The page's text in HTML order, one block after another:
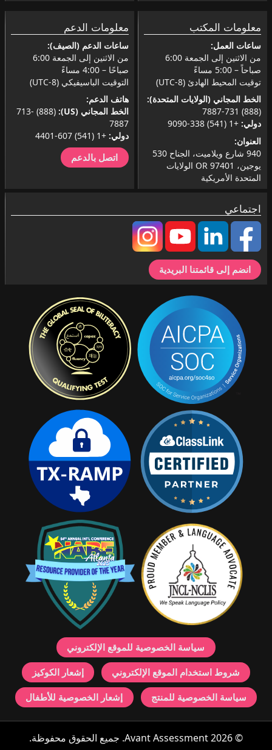
معلومات المكتب
ساعات العمل:
من الاثنين إلى الجمعة 6:00
صباحاً – 5:00 مساءً
توقيت المحيط الهادئ (UTC-8)
الخط المجاني (الولايات المتحدة):
دولي:+1 (541) 338-9090
العنوان:
940 شارع ويلاميت، الجناح 530
يوجين، OR 97401 الولايات
المتحدة الأمريكية
معلومات الدعم
ساعات الدعم (الصيف):
من الاثنين إلى الجمعة 6:00
صباحًا – 4:00 مساءً
التوقيت الباسيفيكي (UTC-8)
هاتف الدعم:
الخط المجاني (US):
(888) 713-
7887
دولي:+1 (541) 607-4401
اتصل بالدعم
اجتماعي
انضم إلى قائمتنا البريدية
سياسة الخصوصية للموقع الإلكتروني
شروط استخدام الموقع الإلكتروني إشعار الكوكيز
سياسة الخصوصية للمنتج إشعار الخصوصية للأطفال
© 2026 Avant Assessment. جميع الحقوق محفوظة.